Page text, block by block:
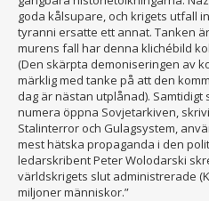
goda kålsupare, och krigets utfall
tyranni ersatte ett annat. Tanken
murens fall har denna klichébild
(Den skärpta demoniseringen av
märklig med tanke på att den
dag är nästan utplånad).
numera öppna Sovjetarkiven,
Stalinterror och Gulagsystem,
mest hätska propaganda i den
ledarskribent Peter Wolodarski
världskrigets slut administrerade
miljoner människor.”